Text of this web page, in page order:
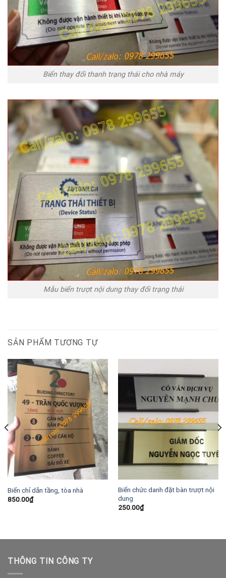
Biển thay đổi thanh trạng thái cho nhà máy
Mẫu biển trượt nội dung thay đổi trạng thái
SẢN PHẨM TƯƠNG TỰ
Biển chỉ dẫn tầng, tòa nhà
850.00₫
Biển chức danh đặt bàn trượt nội
dung
250.00₫
THÔNG TIN CÔNG TY